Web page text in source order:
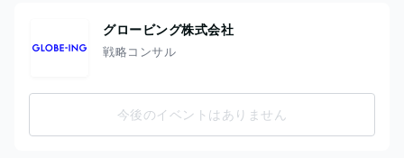
グロービング株式会社
戦略コンサル
今後のイベントはありません